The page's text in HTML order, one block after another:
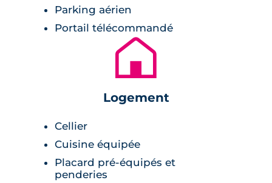
Eaunes, jouissent de prestations de qualité.
Terrasses en bois, connexion domotique,
placards et cuisines aménagés, jardins
privatifs en rez-de-chaussée.
élégance et praticité, avec de larges toitures
habillées de tuiles et des parements de
briquettes largement présents.
Parking aérien
Portail télécommandé
🏚
Logement
Cellier
Cuisine équipée
Placard pré-équipés et
penderies